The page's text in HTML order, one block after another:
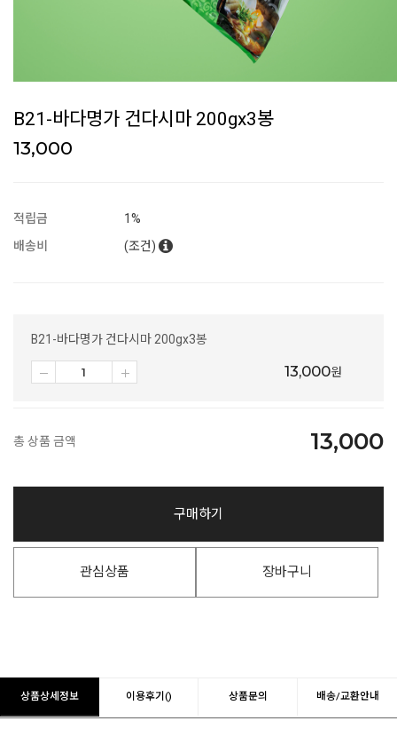
B21-바다명가 건다시마 200gx3봉
13,000
적립금
1%
배송비
(조건)
B21-바다명가 건다시마 200gx3봉
13,000원
총 상품 금액 13,000
구매하기
관심상품 장바구니
상품상세정보 이용후기() 상품문의 배송/교환안내